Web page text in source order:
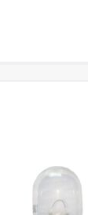
لامپ سام مدل ۱۰ تایی